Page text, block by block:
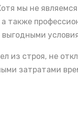
мы не
а также
выгодными
из строя, не
затратами